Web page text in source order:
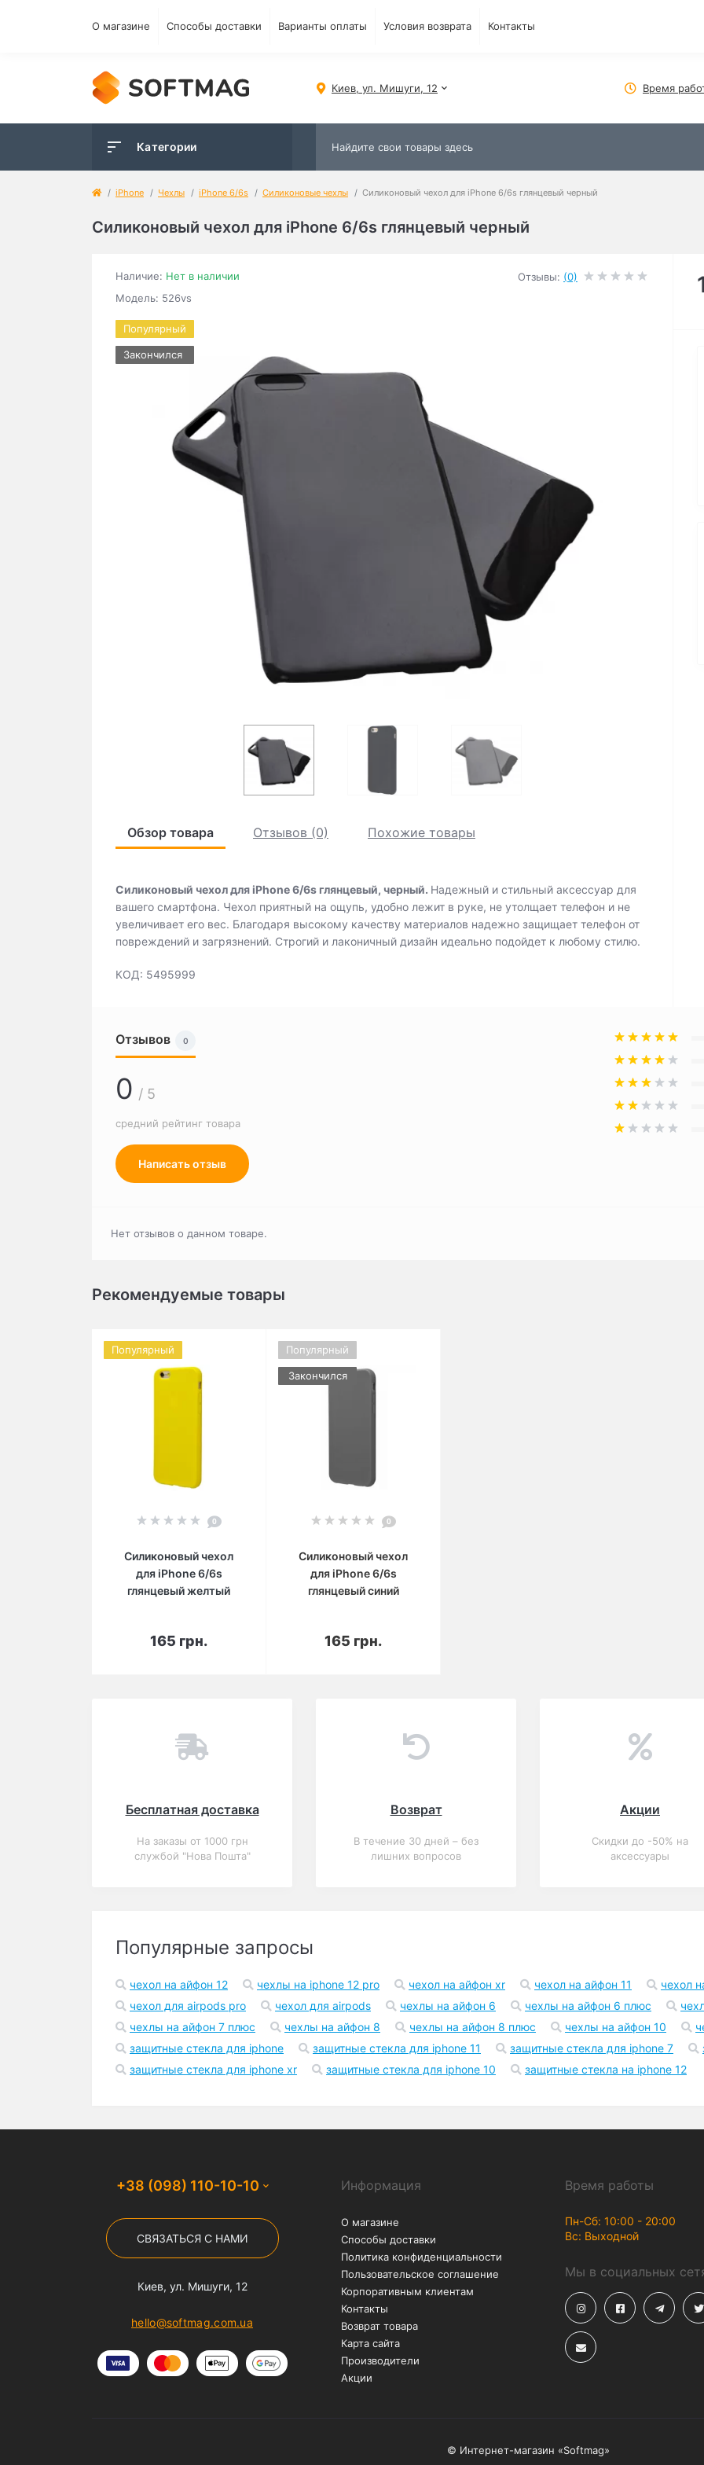
О магазине Способы доставки Варианты оплаты Условия возврата Контакты
Киев, ул. Мишуги, 12 Время
Категории
iPhone Чехлы iPhone 6/6s Силиконовые чехлы Силиконовый чехол для iPhone 6/6s глянцевый черный
Силиконовый чехол для iPhone 6/6s глянцевый черный
Наличие: Нет в наличии
Модель: 526vs
Отзывы: (0)
Популярный
Закончился
Обзор товара Отзывов (0) Похожие товары
Силиконовый чехол для iPhone 6/6s глянцевый, черный. Надежный и стильный аксессуар для
вашего смартфона. Чехол приятный на ощупь, удобно лежит в руке, не утолщает телефон и не
увеличивает его вес. Благодаря высокому качеству материалов надежно защищает телефон от
повреждений и загрязнений. Строгий и лаконичный дизайн идеально подойдет к любому стилю.
КОД: 5495999
Отзывов 0
0 / 5
средний рейтинг товара
Написать отзыв
Нет отзывов о данном товаре.
Рекомендуемые товары
Популярный
0
Силиконовый чехол
для iPhone 6/6s
глянцевый желтый
165 грн.
В корзину
Популярный
Закончился
0
Силиконовый чехол
для iPhone 6/6s
глянцевый синий
165 грн.
В корзину
Силиконовый чехол
140 грн.
Популярные запросы
чехол на айфон 12 чехлы на iphone 12 pro чехол на айфон xr
чехол для airpods чехлы на айфон 6 плюс
чехлы на айфон 7 плюс
чехлы на айфон 8 чехлы на айфон 8 плюс чехлы на айфон 10
защитные стекла для iphone
защитные стекла для iphone 11 защитные стекла для iphone 7
защитные стекла для iphone xr
защитные стекла для iphone 10